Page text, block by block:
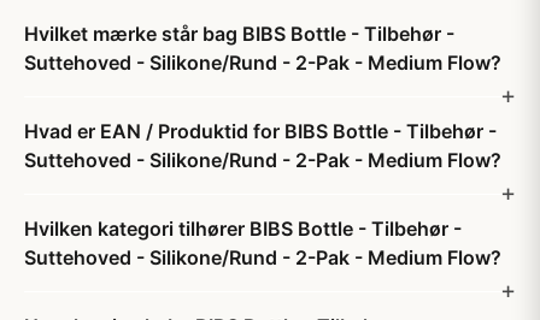
Hvilket mærke står bag BIBS Bottle - Tilbehør -
Suttehoved - Silikone/Rund - 2-Pak - Medium Flow?
Hvad er EAN / Produktid for BIBS Bottle - Tilbehør -
Suttehoved - Silikone/Rund - 2-Pak - Medium Flow?
Hvilken kategori tilhører BIBS Bottle - Tilbehør -
Suttehoved - Silikone/Rund - 2-Pak - Medium Flow?